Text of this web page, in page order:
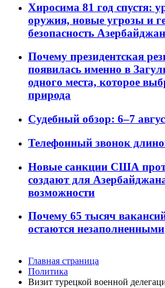
Хиросима 81 год спустя:
оружия, новые угрозы и
безопасность
Почему президентская
появилась именно в
одного места, которое
природа
Судебный обзор: 6–7
Телефонный звонок
Новые санкции США
создают для
возможности
Почему 65 тысяч
остаются незаполненными
Главная страница
Политика
Визит турецкой военной